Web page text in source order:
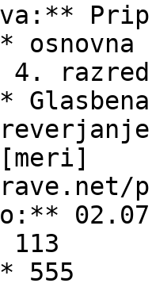
osnovna
4. razred
555